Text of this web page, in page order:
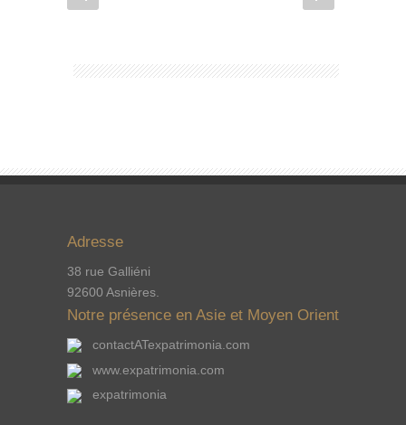
Adresse
38 rue Galliéni
92600 Asnières.
Notre présence en Asie et Moyen Orient
contactATexpatrimonia.com
www.expatrimonia.com
expatrimonia